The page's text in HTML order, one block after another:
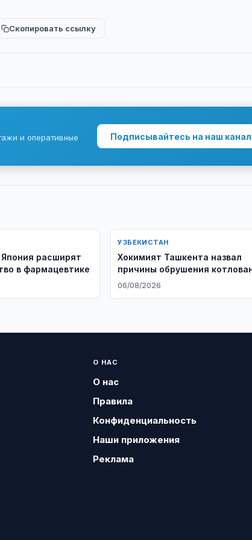
Скопировать ссылку
и оперативные
Подписывайтесь на наш канал
Япония расширят
в фармацевтике
УЗБЕКИСТАН
Хокимият Ташкента назвал
причины обрушения
06/08/2026
О НАС
О нас
Правила
Конфиденциальность
Наши приложения
Реклама